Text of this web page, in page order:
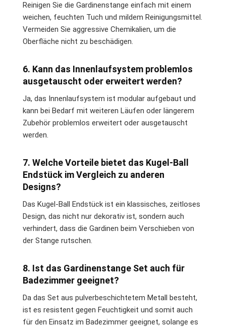
Reinigen Sie die Gardinenstange einfach mit einem
weichen, feuchten Tuch und mildem Reinigungsmittel.
Vermeiden Sie aggressive Chemikalien, um die
Oberfläche nicht zu beschädigen.
6. Kann das Innenlaufsystem problemlos
ausgetauscht oder erweitert werden?
Ja, das Innenlaufsystem ist modular aufgebaut und
kann bei Bedarf mit weiteren Läufen oder längerem
Zubehör problemlos erweitert oder ausgetauscht
werden.
7. Welche Vorteile bietet das Kugel-Ball
Endstück im Vergleich zu anderen
Designs?
Das Kugel-Ball Endstück ist ein klassisches, zeitloses
Design, das nicht nur dekorativ ist, sondern auch
verhindert, dass die Gardinen beim Verschieben von
der Stange rutschen.
8. Ist das Gardinenstange Set auch für
Badezimmer geeignet?
Da das Set aus pulverbeschichtetem Metall besteht,
ist es resistent gegen Feuchtigkeit und somit auch
für den Einsatz im Badezimmer geeignet, solange es